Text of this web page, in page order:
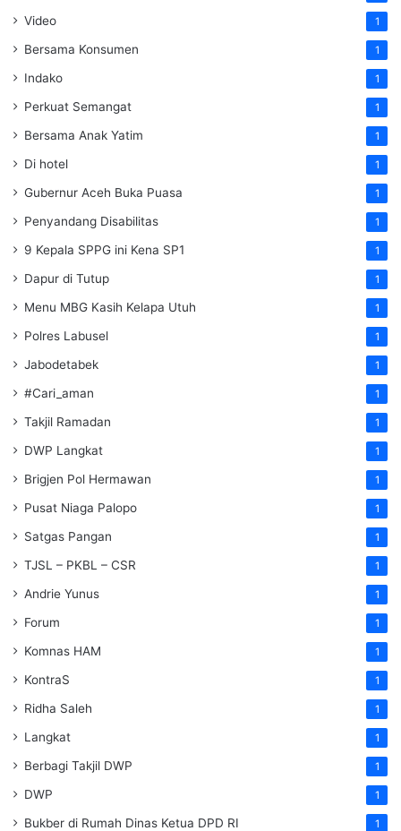
Video 1
Bersama Konsumen 1
Indako 1
Perkuat Semangat 1
Bersama Anak Yatim 1
Di hotel 1
Gubernur Aceh Buka Puasa 1
Penyandang Disabilitas 1
9 Kepala SPPG ini Kena SP1 1
Dapur di Tutup 1
Menu MBG Kasih Kelapa Utuh 1
Polres Labusel 1
Jabodetabek 1
#Cari_aman 1
Takjil Ramadan 1
DWP Langkat 1
Brigjen Pol Hermawan 1
Pusat Niaga Palopo 1
Satgas Pangan 1
TJSL – PKBL – CSR 1
Andrie Yunus 1
Forum 1
Komnas HAM 1
KontraS 1
Ridha Saleh 1
Langkat 1
Berbagi Takjil DWP 1
DWP 1
Bukber di Rumah Dinas Ketua DPD RI 1